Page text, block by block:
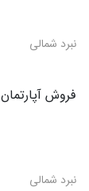
نبرد شمالی
فروش آپارتمان
نبرد شمالی